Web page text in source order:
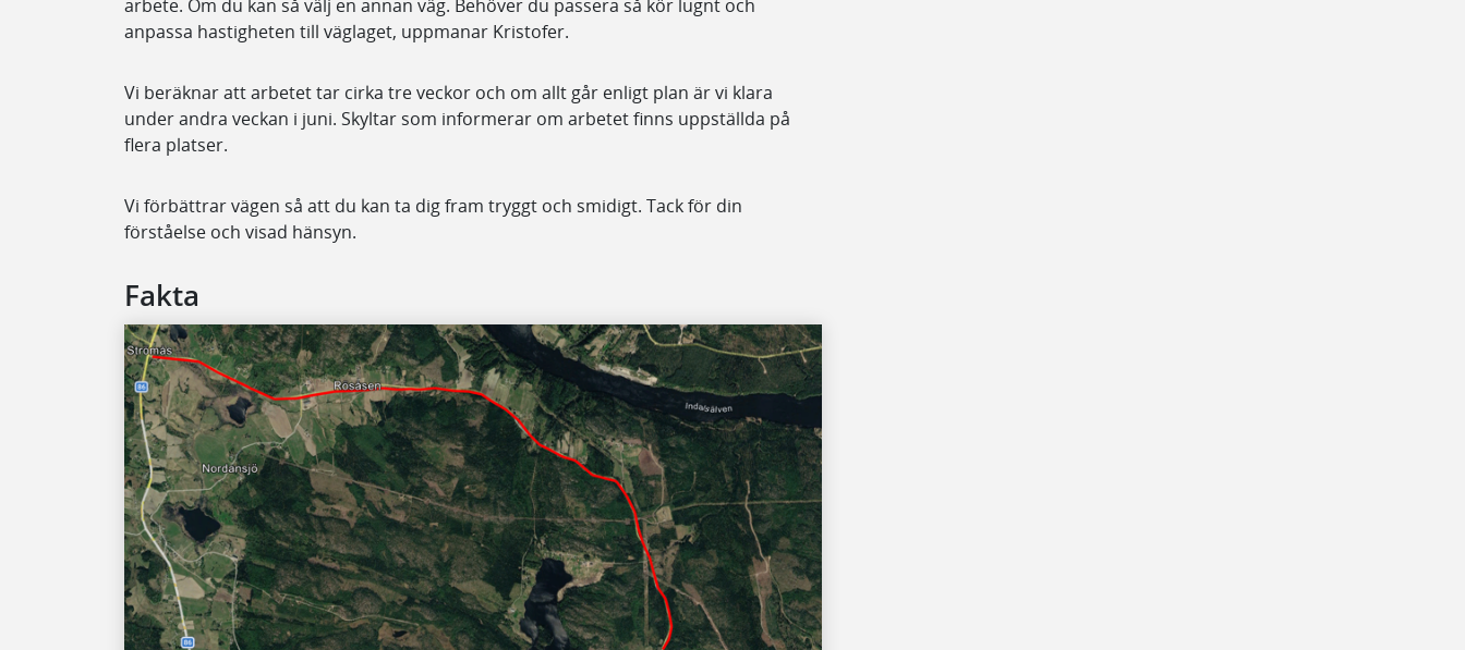
arbete. Om du kan så välj en annan väg. Behöver du passera så kör lugnt och
anpassa hastigheten till väglaget, uppmanar Kristofer.
Vi beräknar att arbetet tar cirka tre veckor och om allt går enligt plan är vi klara
under andra veckan i juni. Skyltar som informerar om arbetet finns uppställda på
flera platser.
Vi förbättrar vägen så att du kan ta dig fram tryggt och smidigt. Tack för din
förståelse och visad hänsyn.
Fakta